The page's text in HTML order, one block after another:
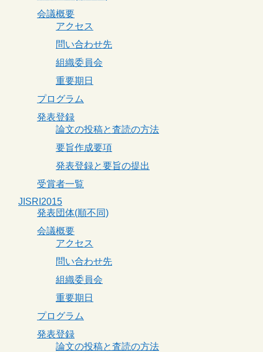
会議概要
アクセス
問い合わせ先
組織委員会
重要期日
プログラム
発表登録
論文の投稿と査読の方法
要旨作成要項
発表登録と要旨の提出
受賞者一覧
JISRI2015
発表団体(順不同)
会議概要
アクセス
問い合わせ先
組織委員会
重要期日
プログラム
発表登録
論文の投稿と査読の方法